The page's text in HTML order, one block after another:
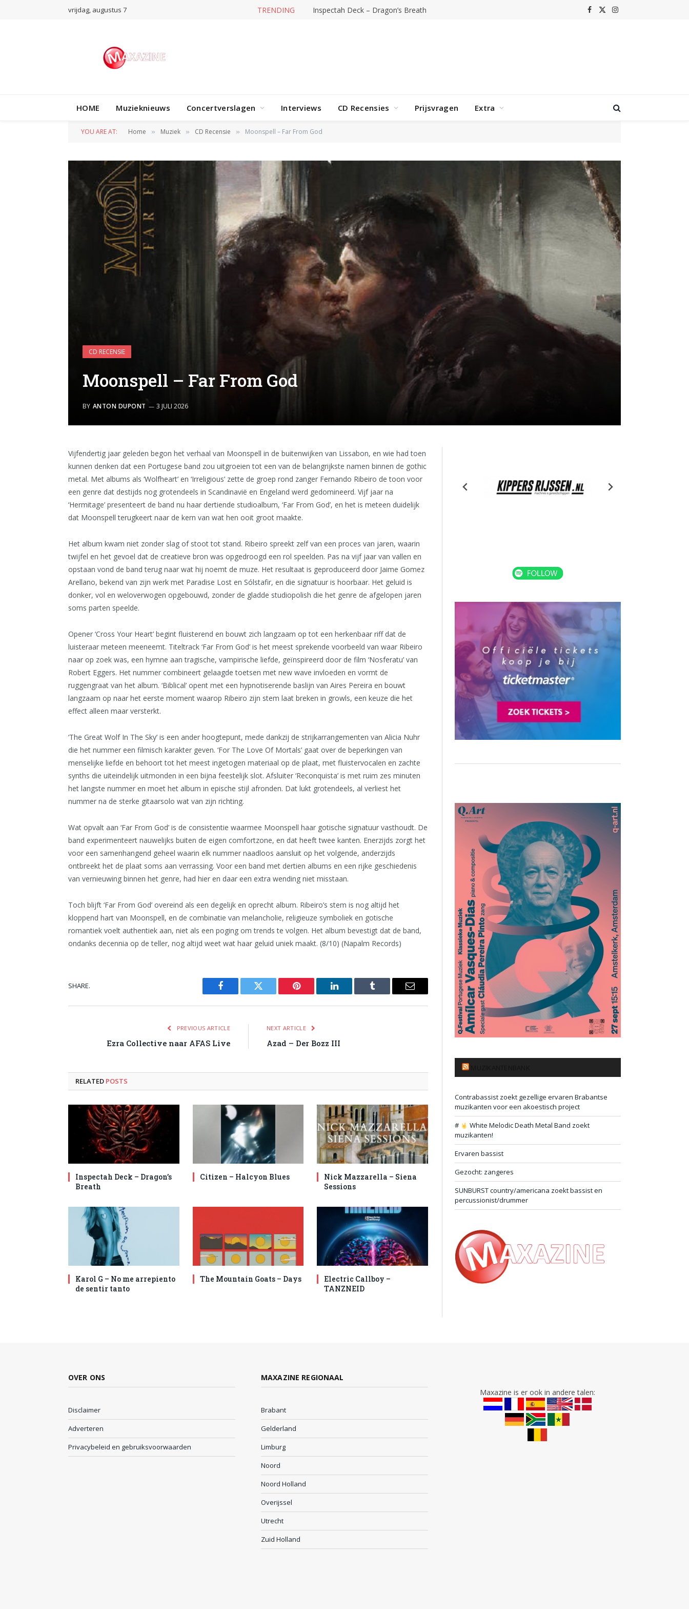
vrijdag, augustus 7 TRENDING Inspectah Deck – Dragon’s Breath Facebook
X
Instagram
HOME Muzieknieuws Concertverslagen Interviews CD Recensies Prijsvragen Extra
YOU ARE AT: Home » Muziek » CD Recensie » Moonspell – Far From God
CD RECENSIE
Moonspell – Far From God
BY ANTON DUPONT 3 JULI 2026
Vijfendertig jaar geleden begon het verhaal van Moonspell in de buitenwijken van Lissabon, en wie had toen
kunnen denken dat een Portugese band zou uitgroeien tot een van de belangrijkste namen binnen de gothic
metal. Met albums als ‘Wolfheart’ en ‘Irreligious’ zette de groep rond zanger Fernando Ribeiro de toon voor
een genre dat destijds nog grotendeels in Scandinavië en Engeland werd gedomineerd. Vijf jaar na
‘Hermitage’ presenteert de band nu haar dertiende studioalbum, ‘Far From God’, en het is meteen duidelijk
dat Moonspell terugkeert naar de kern van wat hen ooit groot maakte.
Het album kwam niet zonder slag of stoot tot stand. Ribeiro spreekt zelf van een proces van jaren, waarin
twijfel en het gevoel dat de creatieve bron was opgedroogd een rol speelden. Pas na vijf jaar van vallen en
opstaan vond de band terug naar wat hij noemt de muze. Het resultaat is geproduceerd door Jaime Gomez
Arellano, bekend van zijn werk met Paradise Lost en Sólstafir, en die signatuur is hoorbaar. Het geluid is
donker, vol en weloverwogen opgebouwd, zonder de gladde studiopolish die het genre de afgelopen jaren
soms parten speelde.
Opener ‘Cross Your Heart’ begint fluisterend en bouwt zich langzaam op tot een herkenbaar riff dat de
luisteraar meteen meeneemt. Titeltrack ‘Far From God’ is het meest sprekende voorbeeld van waar Ribeiro
naar op zoek was, een hymne aan tragische, vampirische liefde, geïnspireerd door de film ‘Nosferatu’ van
Robert Eggers. Het nummer combineert gelaagde toetsen met new wave invloeden en vormt de
ruggengraat van het album. ‘Biblical’ opent met een hypnotiserende baslijn van Aires Pereira en bouwt
langzaam op naar het eerste moment waarop Ribeiro zijn stem laat breken in growls, een keuze die het
effect alleen maar versterkt.
‘The Great Wolf In The Sky’ is een ander hoogtepunt, mede dankzij de strijkarrangementen van Alicia Nuhr
die het nummer een filmisch karakter geven. ‘For The Love Of Mortals’ gaat over de beperkingen van
menselijke liefde en behoort tot het meest ingetogen materiaal op de plaat, met fluistervocalen en zachte
synths die uiteindelijk uitmonden in een bijna feestelijk slot. Afsluiter ‘Reconquista’ is met ruim zes minuten
het langste nummer en moet het album in epische stijl afronden. Dat lukt grotendeels, al verliest het
nummer na de sterke gitaarsolo wat van zijn richting.
Wat opvalt aan ‘Far From God’ is de consistentie waarmee Moonspell haar gotische signatuur vasthoudt. De
band experimenteert nauwelijks buiten de eigen comfortzone, en dat heeft twee kanten. Enerzijds zorgt het
voor een samenhangend geheel waarin elk nummer naadloos aansluit op het volgende, anderzijds
ontbreekt het de plaat soms aan verrassing. Voor een band met dertien albums en een rijke geschiedenis
van vernieuwing binnen het genre, had hier en daar een extra wending niet misstaan.
Toch blijft ‘Far From God’ overeind als een degelijk en oprecht album. Ribeiro’s stem is nog altijd het
kloppend hart van Moonspell, en de combinatie van melancholie, religieuze symboliek en gotische
romantiek voelt authentiek aan, niet als een poging om trends te volgen. Het album bevestigt dat de band,
ondanks decennia op de teller, nog altijd weet wat haar geluid uniek maakt. (8/10) (Napalm Records)
SHARE.
Facebook Twitter Pinterest LinkedIn Tumblr Email
PREVIOUS ARTICLE
Ezra Collective naar AFAS Live
NEXT ARTICLE
Azad – Der Bozz III
RELATED POSTS
Inspectah Deck – Dragon’s
Breath
Citizen – Halcyon Blues
Nick Mazzarella – Siena
Sessions
Karol G – No me arrepiento
de sentir tanto
The Mountain Goats – Days
Electric Callboy –
TANZNEID
Contrabassist zoekt gezellige ervaren Brabantse
muzikanten voor een akoestisch project
#
White Melodic Death Metal Band zoekt
muzikanten!
Ervaren bassist
Gezocht: zangeres
SUNBURST country/americana zoekt bassist en
percussionist/drummer
OVER ONS
Disclaimer
Adverteren
Privacybeleid en gebruiksvoorwaarden
MAXAZINE REGIONAAL
Brabant
Gelderland
Limburg
Noord
Noord Holland
Overijssel
Utrecht
Zuid Holland
Maxazine is er ook in andere talen: